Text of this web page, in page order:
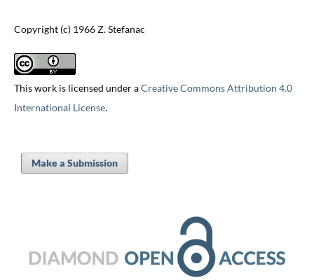
Copyright (c) 1966 Z. Stefanac
This work is licensed under aCreative Commons Attribution 4.0
International License.
Make a Submission